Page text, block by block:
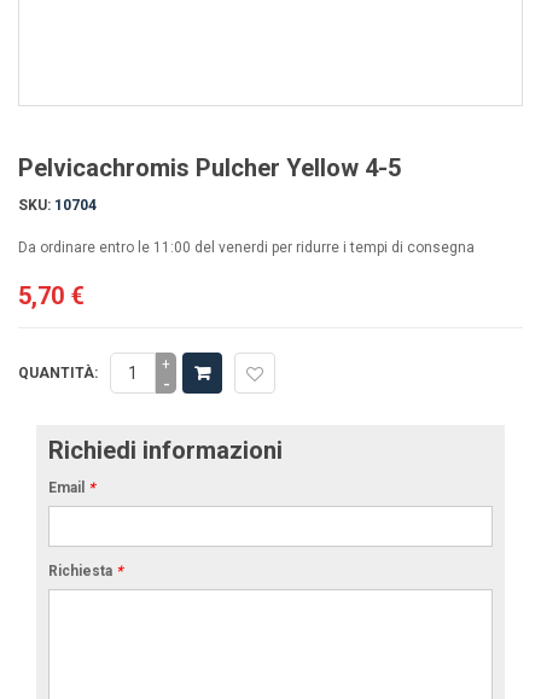
Pelvicachromis Pulcher Yellow 4-5
SKU: 10704
Da ordinare entro le 11:00 del venerdi per ridurre i tempi di consegna
5,70 €
QUANTITÀ: +
-
Richiedi informazioni
Email *
Richiesta *